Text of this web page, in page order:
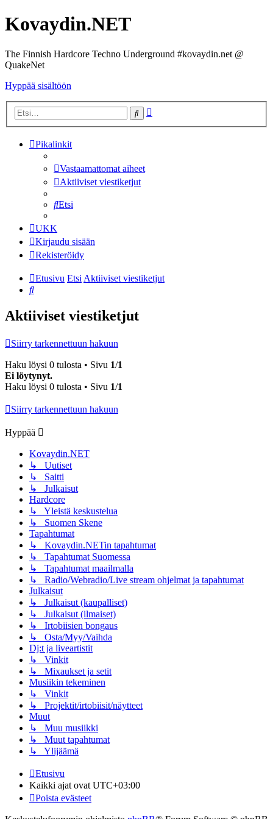
Kovaydin.NET
The Finnish Hardcore Techno Underground #kovaydin.net @
QuakeNet
Hyppää sisältöön
Etsi
Pikalinkit
Vastaamattomat aiheet
Aktiiviset viestiketjut
Etsi
UKK
Kirjaudu sisään
Rekisteröidy
Etusivu EtsiAktiiviset viestiketjut
Etsi
Aktiiviset viestiketjut
Siirry tarkennettuun hakuun
Haku löysi 0 tulosta • Sivu 1/1
Ei löytynyt.
Haku löysi 0 tulosta • Sivu 1/1
Siirry tarkennettuun hakuun
Hyppää
Kovaydin.NET
↳ Uutiset
↳ Saitti
↳ Julkaisut
Hardcore
↳ Yleistä keskustelua
↳ Suomen Skene
Tapahtumat
↳ Kovaydin.NETin tapahtumat
↳ Tapahtumat Suomessa
↳ Tapahtumat maailmalla
↳ Radio/Webradio/Live stream ohjelmat ja tapahtumat
Julkaisut
↳ Julkaisut (kaupalliset)
↳ Julkaisut (ilmaiset)
↳ Irtobiisien bongaus
↳ Osta/Myy/Vaihda
Dj:t ja liveartistit
↳ Vinkit
↳ Mixaukset ja setit
Musiikin tekeminen
↳ Vinkit
↳ Projektit/irtobiisit/näytteet
Muut
↳ Muu musiikki
↳ Muut tapahtumat
↳ Ylijäämä
Etusivu
Kaikki ajat ovat UTC+03:00
Poista evästeet